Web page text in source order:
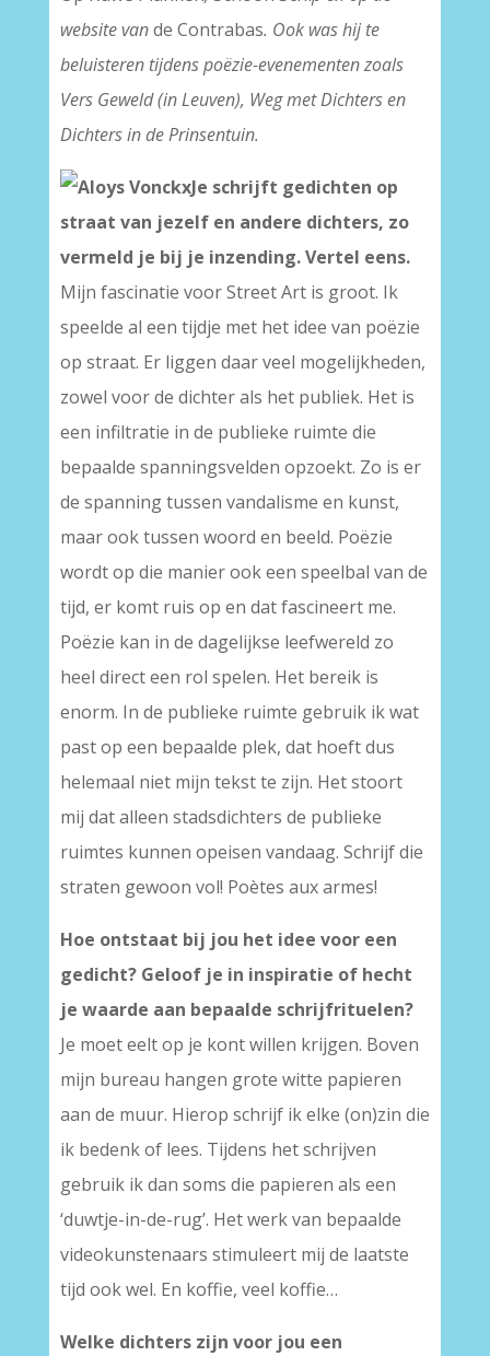
website vande Contrabas. Ook was hij te
beluisteren tijdens poëzie-evenementen zoals
Vers Geweld (in Leuven), Weg met Dichters en
Dichters in de Prinsentuin.
Je schrijft gedichten op
straat van jezelf en andere dichters, zo
vermeld je bij je inzending. Vertel eens.
Mijn fascinatie voor Street Art is groot. Ik
speelde al een tijdje met het idee van poëzie
op straat. Er liggen daar veel mogelijkheden,
zowel voor de dichter als het publiek. Het is
een infiltratie in de publieke ruimte die
bepaalde spanningsvelden opzoekt. Zo is er
de spanning tussen vandalisme en kunst,
maar ook tussen woord en beeld. Poëzie
wordt op die manier ook een speelbal van de
tijd, er komt ruis op en dat fascineert me.
Poëzie kan in de dagelijkse leefwereld zo
heel direct een rol spelen. Het bereik is
enorm. In de publieke ruimte gebruik ik wat
past op een bepaalde plek, dat hoeft dus
helemaal niet mijn tekst te zijn. Het stoort
mij dat alleen stadsdichters de publieke
ruimtes kunnen opeisen vandaag. Schrijf die
straten gewoon vol! Poètes aux armes!
Hoe ontstaat bij jou het idee voor een
gedicht? Geloof je in inspiratie of hecht
je waarde aan bepaalde schrijfrituelen?
Je moet eelt op je kont willen krijgen. Boven
mijn bureau hangen grote witte papieren
aan de muur. Hierop schrijf ik elke (on)zin die
ik bedenk of lees. Tijdens het schrijven
gebruik ik dan soms die papieren als een
‘duwtje-in-de-rug’. Het werk van bepaalde
videokunstenaars stimuleert mij de laatste
tijd ook wel. En koffie, veel koffie…
Welke dichters zijn voor jou een